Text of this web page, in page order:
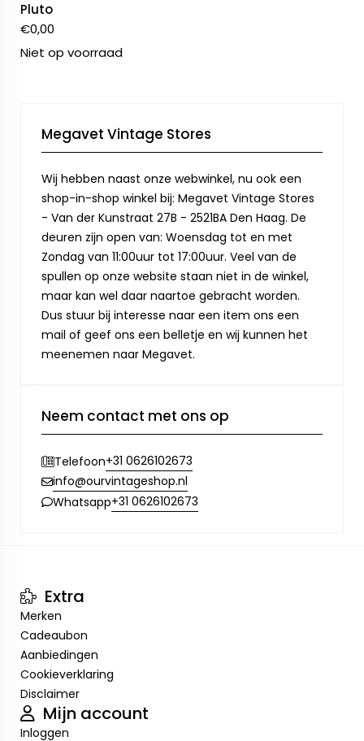
Pluto
€0,00
Niet op voorraad
Megavet Vintage Stores
Wij hebben naast onze webwinkel, nu ook een
shop-in-shop winkel bij: Megavet Vintage Stores
- Van der Kunstraat 27B - 2521BA Den Haag. De
deuren zijn open van: Woensdag tot en met
Zondag van 11:00uur tot 17:00uur. Veel van de
spullen op onze website staan niet in de winkel,
maar kan wel daar naartoe gebracht worden.
Dus stuur bij interesse naar een item ons een
mail of geef ons een belletje en wij kunnen het
meenemen naar Megavet.
Neem contact met ons op
Telefoon+31 0626102673
info@ourvintageshop.nl
Whatsapp+31 0626102673
Extra
Merken
Cadeaubon
Aanbiedingen
Cookieverklaring
Disclaimer
Mijn account
Inloggen